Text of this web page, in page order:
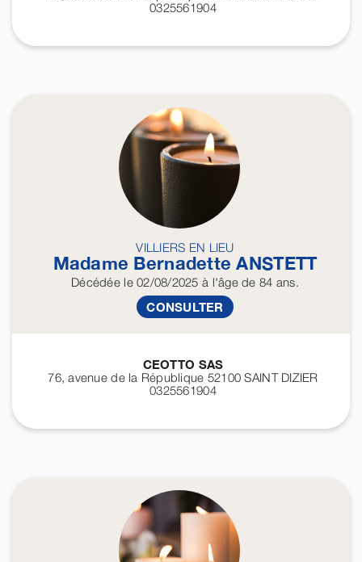
0325561904
VILLIERS EN LIEU
Madame BernadetteANSTETT
Décédéele 02/08/2025 à l'âge de 84 ans.
CONSULTER
CEOTTO SAS
76, avenue de la République 52100SAINT DIZIER
0325561904